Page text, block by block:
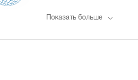
Показать больше